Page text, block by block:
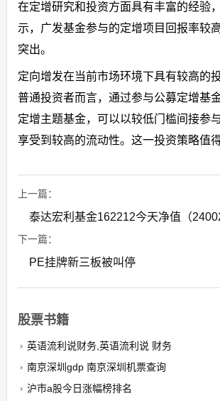
在定增研究和投资方面具有丰富的经验
示，广发基金参与的定增项目回报率较
突出。
定向增发在当前市场环境下具有较高的
普通投资者而言，通过参与公募定增基
定增主题基金，可以以较低门槛间接参
享受到较高的流动性。这一投资策略值
上一篇：
泰达宏利基金162212今天净值（
下一篇：
PE挂牌新三板被叫停
股票书籍
英语流利说财务,英语流利说 财务
南京深圳gdp 南京深圳机票查询
沪市a股今日涨幅榜排名